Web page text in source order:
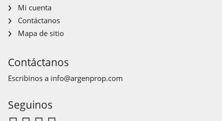
Mi cuenta
Contáctanos
Mapa de sitio
Contáctanos
Escribinos a info@argenprop.com
Seguinos